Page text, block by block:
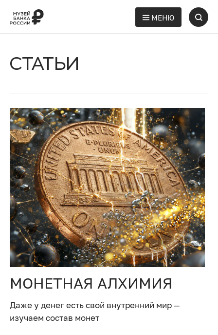
МЕНЮ
СТАТЬИ
МОНЕТНАЯ АЛХИМИЯ
Даже у денег есть свой внутренний мир —
изучаем состав монет